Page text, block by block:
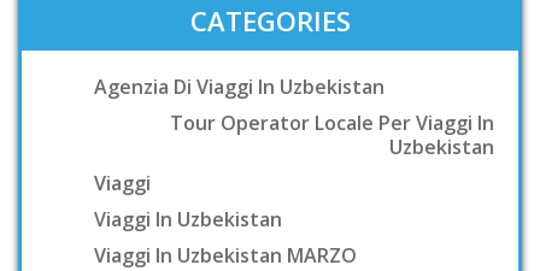
CATEGORIES
Agenzia Di Viaggi In Uzbekistan
Tour Operator Locale Per Viaggi In
Uzbekistan
Viaggi
Viaggi In Uzbekistan
Viaggi In Uzbekistan MARZO